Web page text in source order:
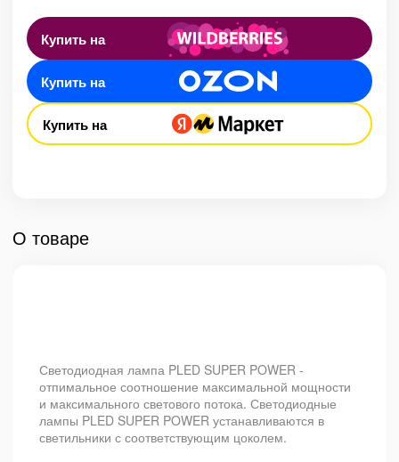
Купить на
Купить на
Купить на
О товаре
Светодиодная лампа PLED SUPER POWER -
отпимальное соотношение максимальной мощности
и максимального светового потока. Светодиодные
лампы PLED SUPER POWER устанавливаются в
светильники с соответствующим цоколем.